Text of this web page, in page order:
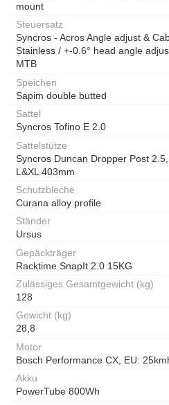
mount
Steuersatz
Syncros - Acros Angle adjust &
Stainless / +-0.6° head angle
MTB
Speichen
Sapim double butted
Sattel
Syncros Tofino E 2.0
Sattelstütze
Syncros Duncan Dropper Post
L&XL 403mm
Schutzbleche
Curana alloy profile
Ständer
Ursus
Gepäckträger
Racktime SnapIt 2.0 15KG
Zulässiges Gesamtgewicht (kg)
128
Gewicht (kg)
28,8
Motor
Bosch Performance CX, EU:
Akku
PowerTube 800Wh